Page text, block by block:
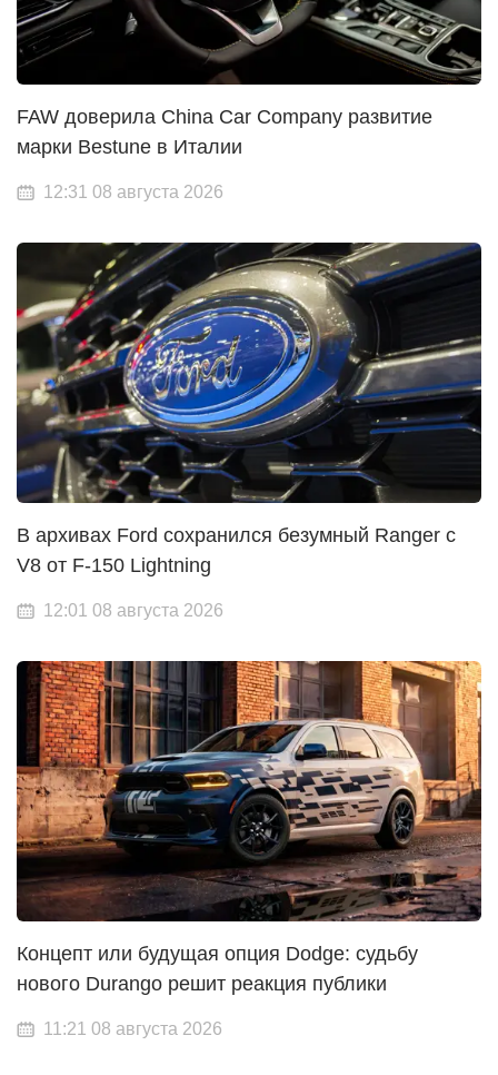
FAW доверила China Car Company развитие
марки Bestune в Италии
12:31 08 августа 2026
В архивах Ford сохранился безумный Ranger с
V8 от F-150 Lightning
12:01 08 августа 2026
Концепт или будущая опция Dodge: судьбу
нового Durango решит реакция публики
11:21 08 августа 2026